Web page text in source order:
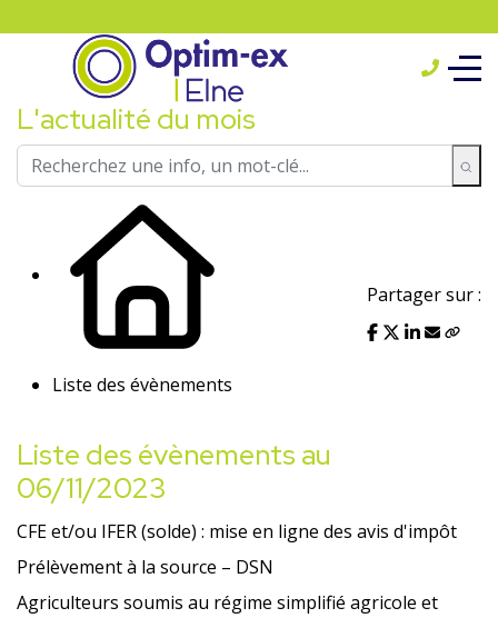
L'actualité du mois
Liste des évènements
Partager sur :
Liste des évènements au
06/11/2023
CFE et/ou IFER (solde) : mise en ligne des avis d'impôt
Prélèvement à la source – DSN
Agriculteurs soumis au régime simplifié agricole et